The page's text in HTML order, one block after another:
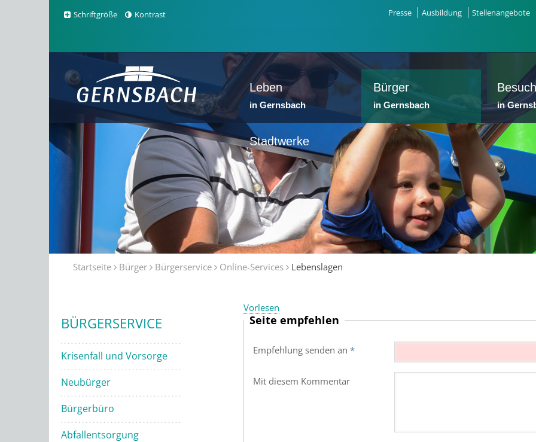
Schriftgröße Kontrast Presse Ausbildung Stellenangebote
Leben
in Gernsbach
Bürger
in Gernsbach in
Stadtwerke
Startseite Bürger Bürgerservice Online-Services Lebenslagen
BÜRGERSERVICE
Krisenfall und Vorsorge
Neubürger
Bürgerbüro
Abfallentsorgung
Vorlesen
Seite empfehlen
Empfehlung senden an *
Mit diesem Kommentar